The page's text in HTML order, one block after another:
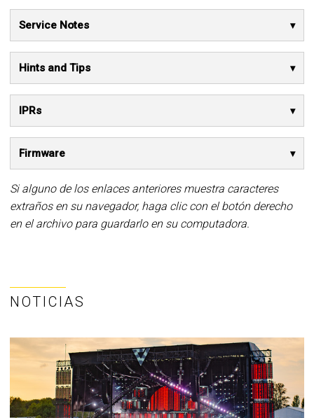
Service Notes
Hints and Tips
IPRs
Firmware
Si alguno de los enlaces anteriores muestra caracteres
extraños en su navegador, haga clic con el botón derecho
en el archivo para guardarlo en su computadora.
NOTICIAS